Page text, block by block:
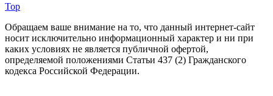
Top
Обращаем ваше внимание на то, что данный интернет-сайт
носит исключительно информационный характер и ни при
каких условиях не является публичной офертой,
определяемой положениями Статьи 437 (2) Гражданского
кодекса Российской Федерации.